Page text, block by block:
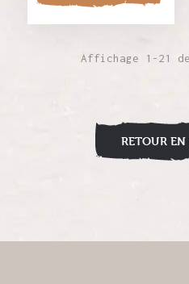
Affichage 1-21
RETOUR